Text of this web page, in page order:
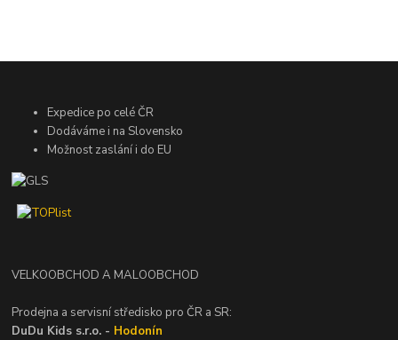
Expedice po celé ČR
Dodáváme i na Slovensko
Možnost zaslání i do EU
VELKOOBCHOD A MALOOBCHOD
Prodejna a servisní středisko pro ČR a SR:
DuDu Kids s.r.o. - Hodonín